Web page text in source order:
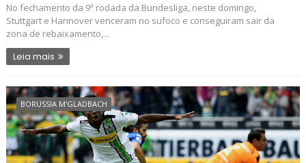
No fechamento da 9ª rodada da Bundesliga, neste domingo,
Stuttgart e Hannover venceram no sufoco e conseguiram sair da
zona de rebaixamento,...
Leia mais
BORUSSIA M'GLADBACH